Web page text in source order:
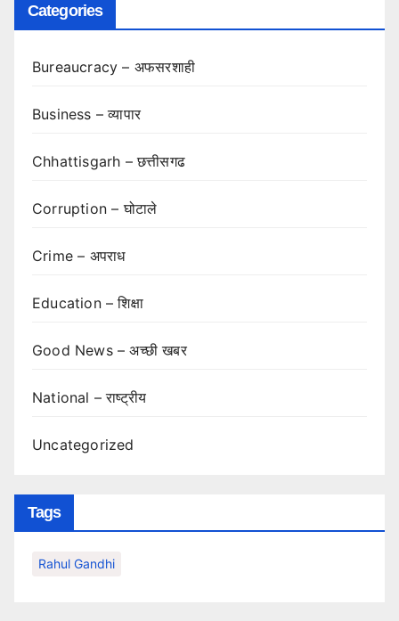
Categories
Bureaucracy – अफसरशाही
Business – व्यापार
Chhattisgarh – छत्तीसगढ
Corruption – घोटाले
Crime – अपराध
Education – शिक्षा
Good News – अच्छी खबर
National – राष्ट्रीय
Uncategorized
Tags
Rahul Gandhi